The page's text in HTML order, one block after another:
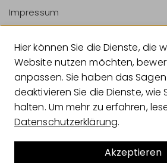
Impressum
Vertrag Widerrufen
Zahlungsarten
Versandarten
Hier können Sie die Dienste, die
Website nutzen möchten,
anpassen. Sie haben das
deaktivieren Sie die Dienste, wie
halten. Um mehr zu erfahren,
Datenschutzerklärung.
Akzeptieren